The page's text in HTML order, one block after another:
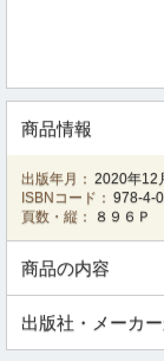
商品情報
出版年月： 2020年12
ISBNコード： 978-4-
頁数・縦：
８９６Ｐ
商品の内容
出版社・メーカ